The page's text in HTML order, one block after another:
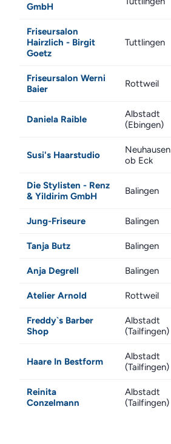
GmbH
Friseursalon
Hairzlich - Birgit
Goetz
Tuttlingen
Friseursalon Werni
Baier
Rottweil
Daniela Raible
Albstadt
(Ebingen)
Susi's Haarstudio
Neuhausen
ob Eck
Die Stylisten - Renz
& Yildirim GmbH
Balingen
Jung-Friseure Balingen
Tanja Butz Balingen
Anja Degrell Balingen
Atelier Arnold Rottweil
Freddy`s Barber
Shop
Albstadt
(Tailfingen)
Haare In Bestform
Albstadt
(Tailfingen)
Reinita
Conzelmann
Albstadt
(Tailfingen)